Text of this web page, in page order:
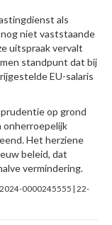
als
niet vaststaande
uitspraak vervalt
standpunt dat bij
EU-salaris
op grond
onherroepelijk
Het herziene
beleid, dat
vermindering.
0000245555 | 22-